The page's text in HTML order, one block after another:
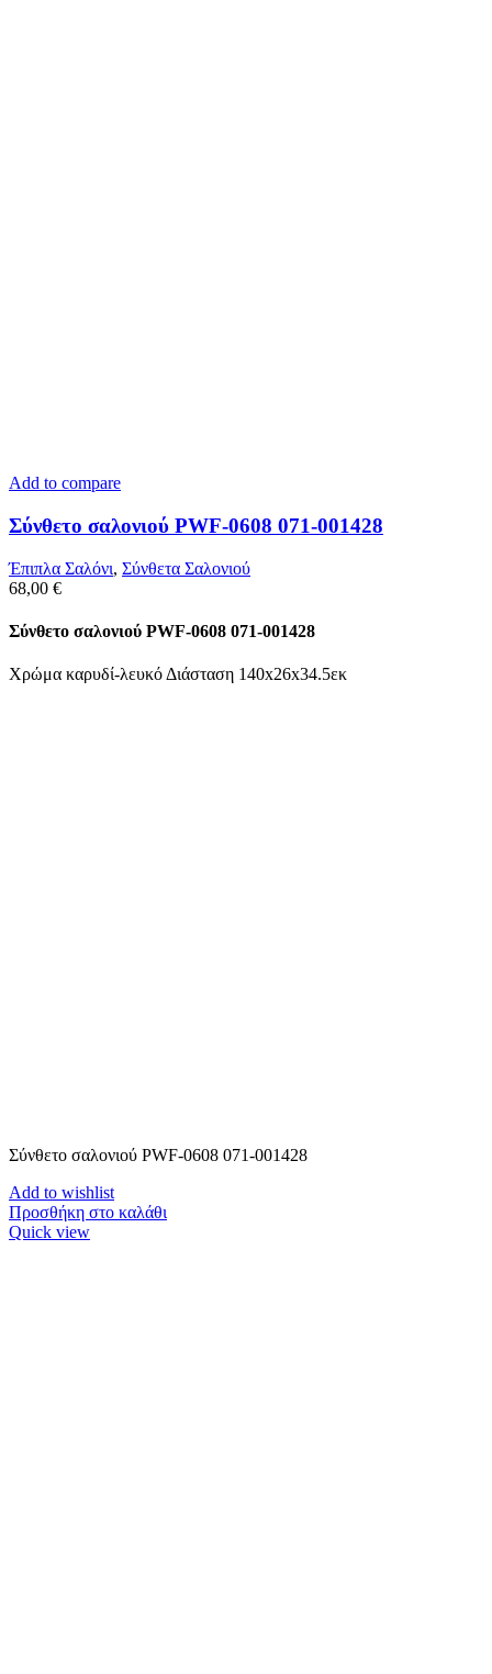
Add to compare
Σύνθετο σαλονιού PWF-0608 071-001428
Έπιπλα Σαλόνι, Σύνθετα Σαλονιού
68,00 €
Σύνθετο σαλονιού PWF-0608 071-001428
Χρώμα καρυδί-λευκό Διάσταση 140x26x34.5εκ
Σύνθετο σαλονιού PWF-0608 071-001428
Add to wishlist
Προσθήκη στο καλάθι
Quick view